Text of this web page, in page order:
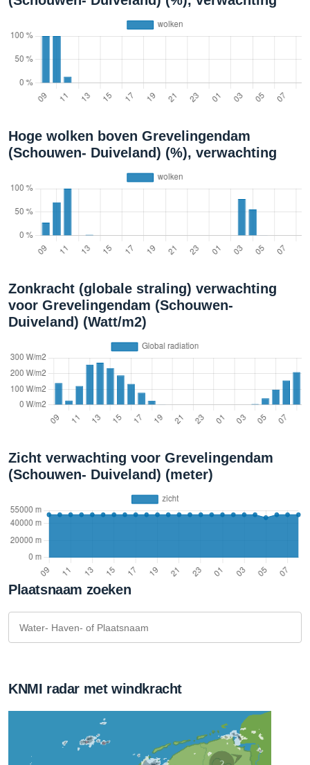
Hoge wolken boven Grevelingendam
(Schouwen- Duiveland) (%), verwachting
Zonkracht (globale straling) verwachting
voor Grevelingendam (Schouwen-
Duiveland) (Watt/m2)
Zicht verwachting voor Grevelingendam
(Schouwen- Duiveland) (meter)
Plaatsnaam zoeken
KNMI radar met windkracht